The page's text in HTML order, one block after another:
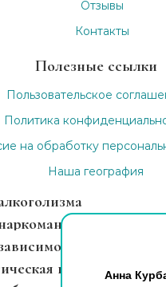
Анна
Отзывы
Контакты
Полезные ссылки
Пользовательское
Политика
на обработку
Наша география
запоя
от запоя
от похмелья
на дом
зависимости анонимно
помощь